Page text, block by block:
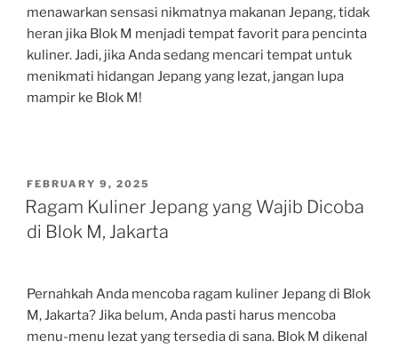
menawarkan sensasi nikmatnya makanan Jepang, tidak
heran jika Blok M menjadi tempat favorit para pencinta
kuliner. Jadi, jika Anda sedang mencari tempat untuk
menikmati hidangan Jepang yang lezat, jangan lupa
mampir ke Blok M!
POSTED
ON
FEBRUARY 9, 2025
Ragam Kuliner Jepang yang Wajib Dicoba
di Blok M, Jakarta
Pernahkah Anda mencoba ragam kuliner Jepang di Blok
M, Jakarta? Jika belum, Anda pasti harus mencoba
menu-menu lezat yang tersedia di sana. Blok M dikenal